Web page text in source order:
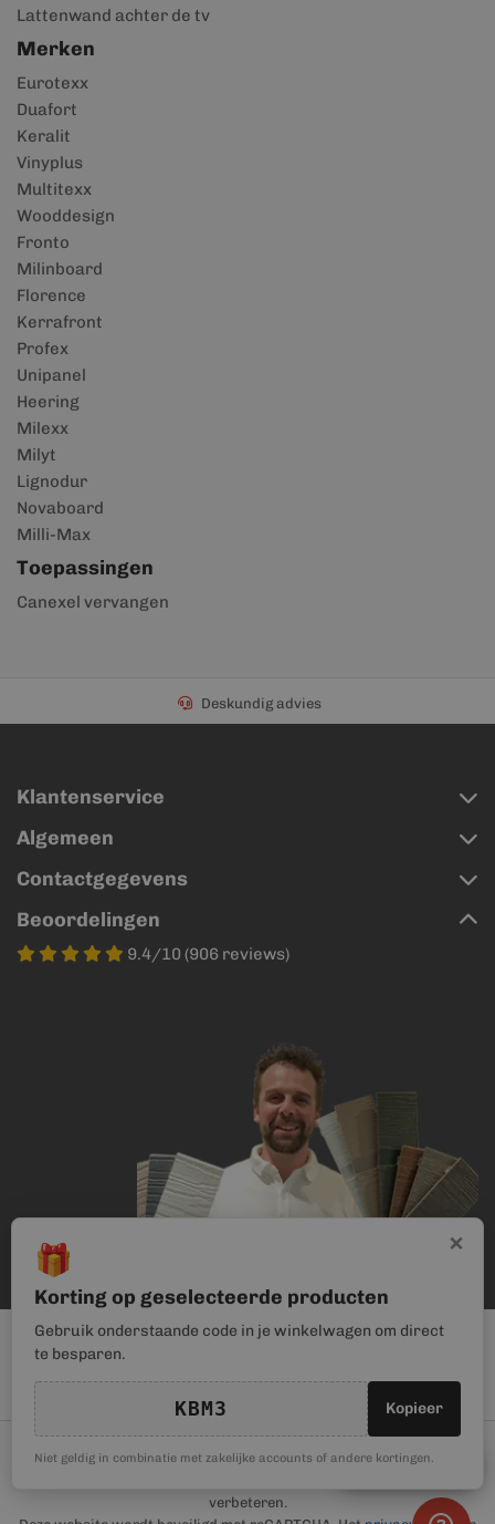
Lattenwand achter de tv
Merken
Eurotexx
Duafort
Keralit
Vinyplus
Multitexx
Wooddesign
Fronto
Milinboard
Florence
Kerrafront
Profex
Unipanel
Heering
Milexx
Milyt
Lignodur
Novaboard
Milli-Max
Toepassingen
Canexel vervangen
Deskundig advies
Klantenservice
Algemeen
Contactgegevens
Beoordelingen
9.4/10 (906 reviews)
×
🎁
Korting op geselecteerde producten
Gebruik onderstaande code in je winkelwagen om direct
te besparen.
KBM3 Kopieer
Niet geldig in combinatie met zakelijke accounts of andere kortingen.
🎁Kortingscode
© Kunststof Bouwmateriaal | Magento webwinkel realisatie door
verbeteren.